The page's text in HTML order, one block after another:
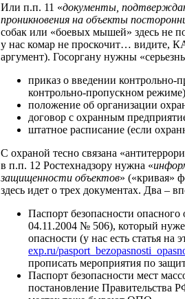
Или п.п. 11 «документы,
проникновения на объекты
собак или «боевых мышей» здесь не
у нас комар не проскочит… видите,
аргумент). Госоргану нужны
приказ о введении
контрольно-пропускном
положение об организации
договор с охранным
штатное расписание (если
С охраной тесно связана
в п.п. 12 Ростехнадзору нужна «
защищенности объектов» («кривая»
здесь идет о трех документах. Два –
Паспорт безопасности
04.11.2004 № 506), который
опасности (у нас есть статья на
exp.ru/
прописать мероприятия по
Паспорт безопасности мест
постановление Правительства